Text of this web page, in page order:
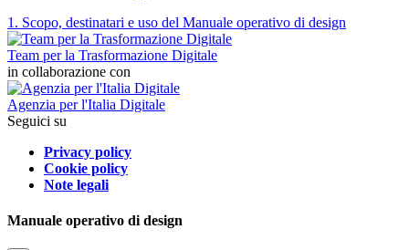
1. Scopo, destinatari e uso del Manuale operativo di design
Team per la Trasformazione Digitale
in collaborazione con
Agenzia per l'Italia Digitale
Seguici su
Privacy policy
Cookie policy
Note legali
Manuale operativo di design